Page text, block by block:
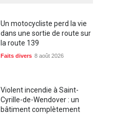
Un motocycliste perd la vie
dans une sortie de route sur
la route 139
Faits divers 8 août 2026
Violent incendie à Saint-
Cyrille-de-Wendover : un
bâtiment complètement